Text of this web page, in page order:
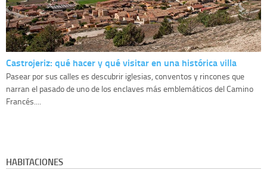
Castrojeriz: qué hacer y qué visitar en una histórica villa
Pasear por sus calles es descubrir iglesias, conventos y rincones que
narran el pasado de uno de los enclaves más emblemáticos del Camino
Francés....
HABITACIONES